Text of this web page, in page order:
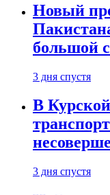
Новый
большой
3 дня спустя
В
3 дня спустя